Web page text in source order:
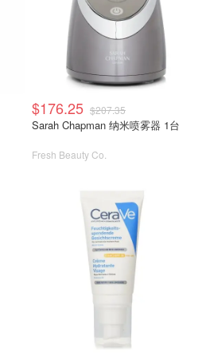
$176.25 $207.35
Sarah Chapman 纳米喷雾器 1台
Fresh Beauty Co.